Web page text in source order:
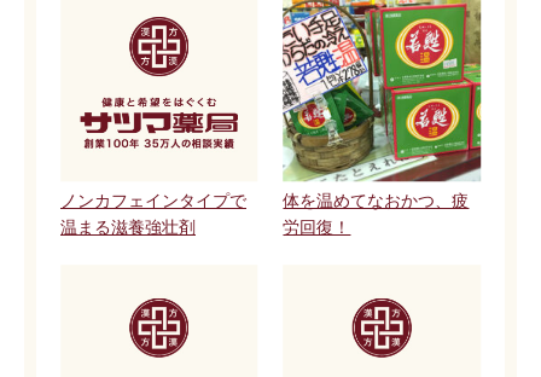
ノンカフェインタイプで
温まる滋養強壮剤
体を温めてなおかつ、疲
労回復！